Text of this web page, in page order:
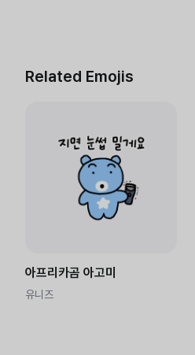
Related Emojis
아프리카곰 아고미
유니즈